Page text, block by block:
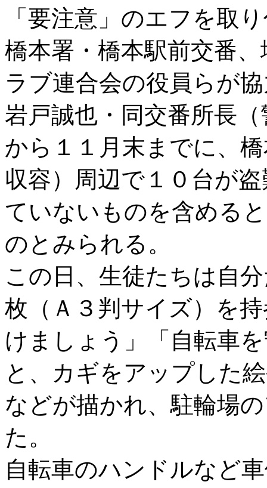
「要注意」のエフを取
橋本署・橋本駅前交番
ラブ連合会の役員らが
岩戸誠也・同交番所長
から１１月末までに、
収容）周辺で１０台が
ていないものを含める
のとみられる。
この日、生徒たちは自
枚（Ａ３判サイズ）を
けましょう」「自転車
と、カギをアップした
などが描かれ、駐輪場
た。
自転車のハンドルなど